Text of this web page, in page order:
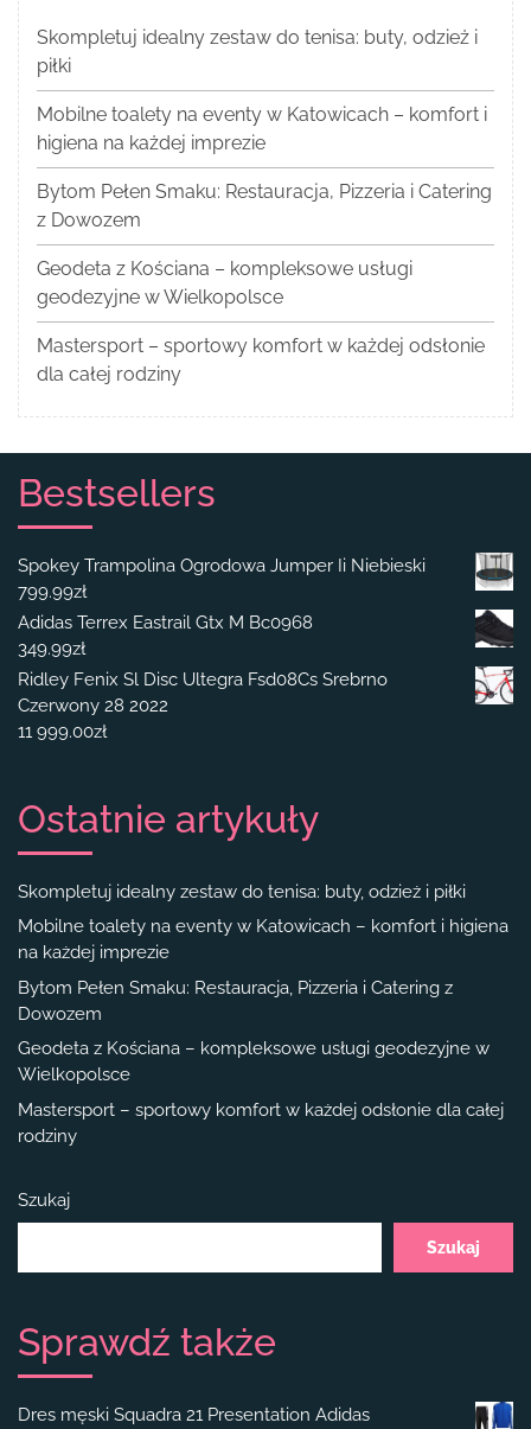
Skompletuj idealny zestaw do tenisa: buty, odzież i
piłki
Mobilne toalety na eventy w Katowicach – komfort i
higiena na każdej imprezie
Bytom Pełen Smaku: Restauracja, Pizzeria i Catering
z Dowozem
Geodeta z Kościana – kompleksowe usługi
geodezyjne w Wielkopolsce
Mastersport – sportowy komfort w każdej odsłonie
dla całej rodziny
Bestsellers
Spokey Trampolina Ogrodowa Jumper Ii Niebieski
799.99zł
Adidas Terrex Eastrail Gtx M Bc0968
349.99zł
Ridley Fenix Sl Disc Ultegra Fsd08Cs Srebrno
Czerwony 28 2022
11 999.00zł
Ostatnie artykuły
Skompletuj idealny zestaw do tenisa: buty, odzież i piłki
Mobilne toalety na eventy w Katowicach – komfort i higiena
na każdej imprezie
Bytom Pełen Smaku: Restauracja, Pizzeria i Catering z
Dowozem
Geodeta z Kościana – kompleksowe usługi geodezyjne w
Wielkopolsce
Mastersport – sportowy komfort w każdej odsłonie dla całej
rodziny
Szukaj
Szukaj
Sprawdź także
Dres męski Squadra 21 Presentation Adidas